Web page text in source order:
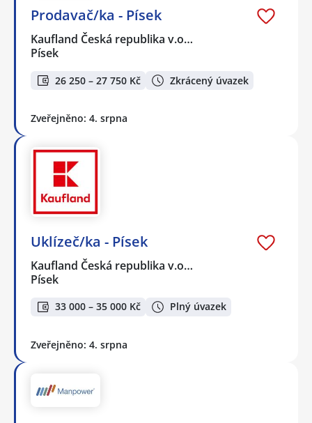
Prodavač/ka - Písek
Kaufland Česká republika v.o…
Písek
26 250 – 27 750 Kč Zkrácený úvazek
Zveřejněno: 4. srpna
Uklízeč/ka - Písek
Kaufland Česká republika v.o…
Písek
33 000 – 35 000 Kč Plný úvazek
Zveřejněno: 4. srpna